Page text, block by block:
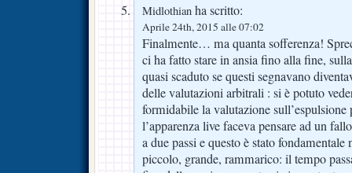
Midlothian ha scritto:
Aprile 24th, 2015 alle 07:02
Finalmente… ma quanta sofferenza!
ci ha fatto stare in ansia fino alla fine,
quasi scaduto se questi segnavano
delle valutazioni arbitrali : si è potuto
formidabile la valutazione
l’apparenza live faceva pensare ad un
a due passi e questo è stato
piccolo, grande, rammarico: il tempo